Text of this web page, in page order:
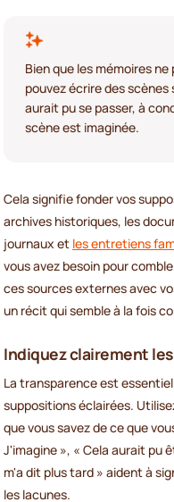
Bien que les mémoires
pouvez écrire des
aurait pu se passer, à
scène est imaginée.
Cela signifie fonder vos
archives historiques, les
journaux et les entretiens
vous avez besoin pour
ces sources externes avec
un récit qui semble à la fois
Indiquez clairement
La transparence est
suppositions éclairées.
que vous savez de ce que
J'imagine », « Cela aurait pu
m'a dit plus tard » aident à
les lacunes.